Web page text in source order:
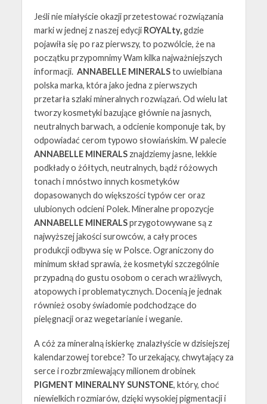
Jeśli nie miałyście okazji przetestować rozwiązania
marki w jednej z naszej edycji ROYALty,gdzie
pojawiła się po raz pierwszy, to pozwólcie, że na
początku przypomnimy Wam kilka najważniejszych
informacji. ANNABELLE MINERALSto uwielbiana
polska marka, która jako jedna z pierwszych
przetarła szlaki mineralnych rozwiązań. Od wielu lat
tworzy kosmetyki bazujące głównie na jasnych,
neutralnych barwach, a odcienie komponuje tak, by
odpowiadać cerom typowo słowiańskim. W palecie
ANNABELLE MINERALS znajdziemy jasne, lekkie
podkłady o żółtych, neutralnych, bądź różowych
tonach i mnóstwo innych kosmetyków
dopasowanych do większości typów cer oraz
ulubionych odcieni Polek. Mineralne propozycje
ANNABELLE MINERALSprzygotowywane są z
najwyższej jakości surowców, a cały proces
produkcji odbywa się w Polsce. Ograniczony do
minimum skład sprawia, że kosmetyki szczególnie
przypadną do gustu osobom o cerach wrażliwych,
atopowych i problematycznych. Docenią je jednak
również osoby świadomie podchodzące do
pielęgnacji oraz wegetarianie i weganie.
A cóż za mineralną iskierkę znalazłyście w dzisiejszej
kalendarzowej torebce? To urzekający, chwytający za
serce i rozbrzmiewający milionem drobinek
PIGMENT MINERALNY SUNSTONE, który, choć
niewielkich rozmiarów, dzięki wysokiej pigmentacji i